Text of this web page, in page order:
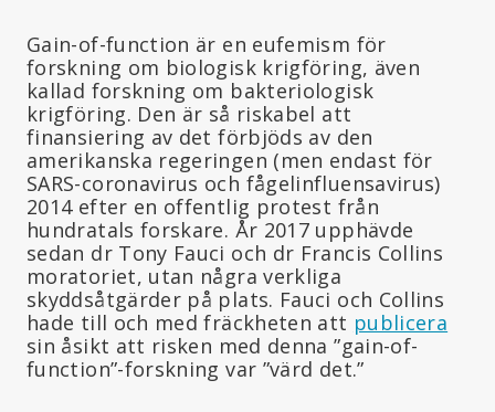
Gain-of-function är en eufemism för
forskning om biologisk krigföring, även
kallad forskning om bakteriologisk
krigföring. Den är så riskabel att
finansiering av det förbjöds av den
amerikanska regeringen (men endast för
SARS-coronavirus och fågelinfluensavirus)
2014 efter en offentlig protest från
hundratals forskare. År 2017 upphävde
sedan dr Tony Fauci och dr Francis Collins
moratoriet, utan några verkliga
skyddsåtgärder på plats. Fauci och Collins
hade till och med fräckheten att publicera
sin åsikt att risken med denna ”gain-of-
function”-forskning var ”värd det.”